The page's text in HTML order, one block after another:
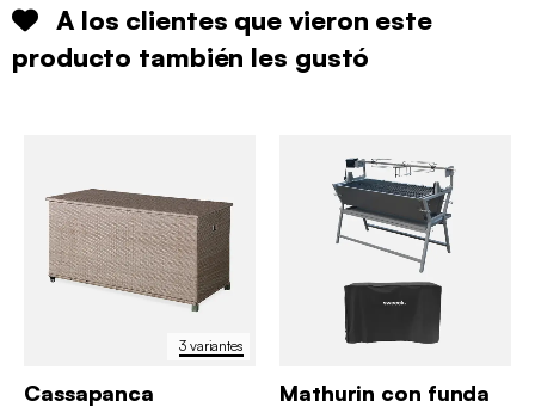
A los clientes que vieron este
producto también les gustó
3 variantes
Cassapanca Mathurin con funda